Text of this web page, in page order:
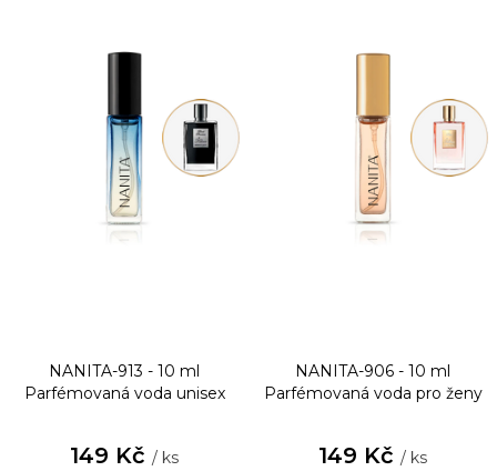
NANITA-913 - 10 ml
Parfémovaná voda unisex
149 Kč / ks
NANITA-906 - 10 ml
Parfémovaná voda pro ženy
149 Kč / ks